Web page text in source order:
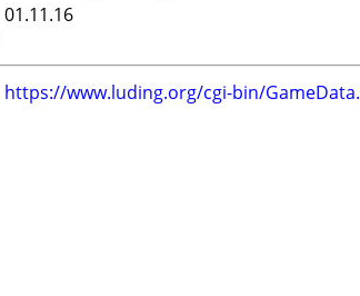
01.11.16
https://www.luding.org/cgi-bin/